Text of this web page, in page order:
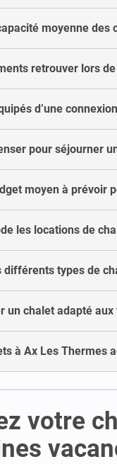
moyenne des
retrouver lors
d’une
pour séjourner
moyen à prévoir
les locations de
différents types de
un chalet adapté
à Ax Les Thermes
votre